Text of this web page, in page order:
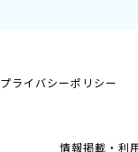
プライバシーポリシー
情報掲載・利